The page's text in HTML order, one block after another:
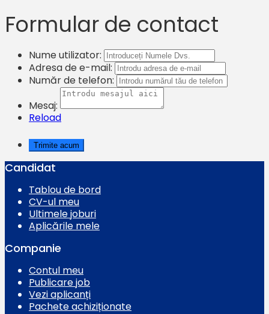
Formular de contact
Nume utilizator:
Adresa de e-mail:
Număr de telefon:
Mesaj:
Reload
Candidat
Tablou de bord
CV-ul meu
Ultimele joburi
Aplicările mele
Companie
Contul meu
Publicare job
Vezi aplicanți
Pachete achiziționate